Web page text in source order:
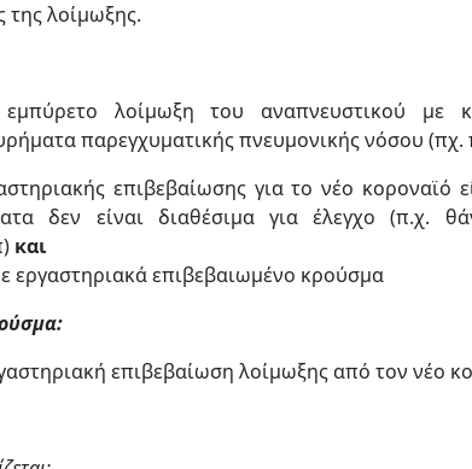
της λοίμωξης.
λοίμωξη του αναπνευστικού με
παρεγχυματικής πνευμονικής νόσου (πχ.
επιβεβαίωσης για το νέο κοροναϊό
δεν είναι διαθέσιμα για έλεγχο (π.χ.
και
εργαστηριακά επιβεβαιωμένο κρούσμα
επιβεβαίωση λοίμωξης από τον νέο